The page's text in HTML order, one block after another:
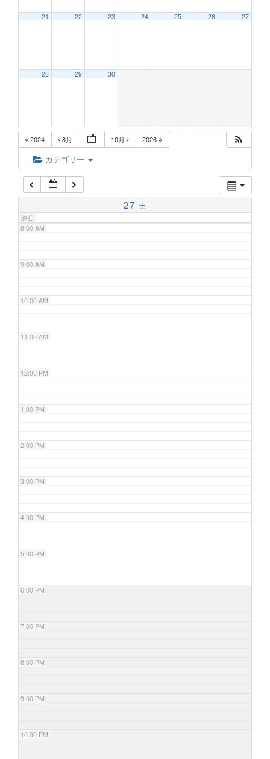
21 22 23 24 25 26 27
28 29 30
2024 8月 10月 2026
カテゴリー
27 土
終日
2:00 AM
6:00 AM
7:00 AM
8:00 AM
9:00 AM
10:00 AM
11:00 AM
12:00 PM
1:00 PM
2:00 PM
3:00 PM
4:00 PM
5:00 PM
6:00 PM
7:00 PM
8:00 PM
9:00 PM
10:00 PM